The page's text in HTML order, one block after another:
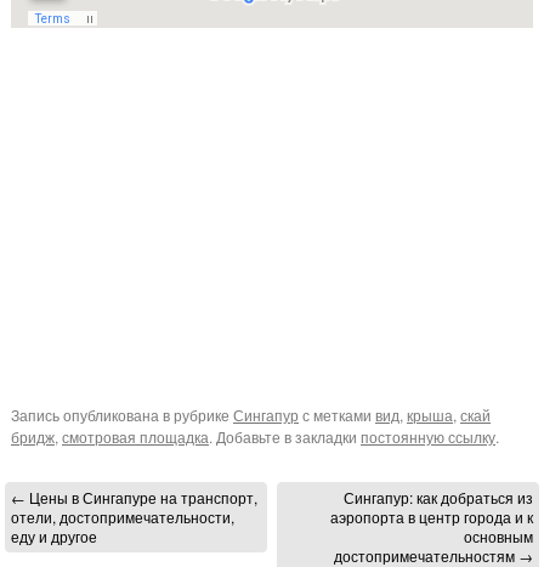
Запись опубликована в рубрике Сингапур с метками вид, крыша, скай
бридж, смотровая площадка. Добавьте в закладки постоянную ссылку.
← Цены в Сингапуре на транспорт,
отели, достопримечательности,
еду и другое
Сингапур: как добраться из
аэропорта в центр города и к
основным
достопримечательностям →